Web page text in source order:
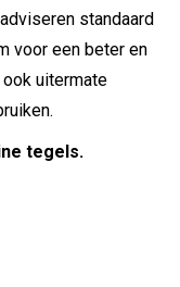
standaard
voor een beter en
uitermate
tegels.